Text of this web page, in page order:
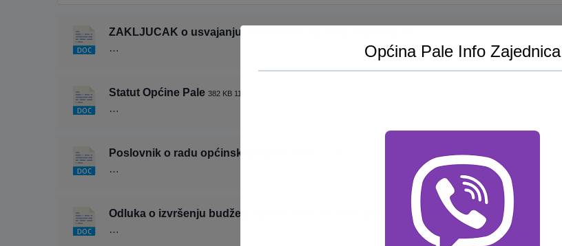
ZAKLJUCAK o usvajanju ZAPISNIKA sa XIII SJEDNICE OV
…
Statut Općine Pale 382 KB 112 downloads
…
Poslovnik o radu općinskog vijeća Pale
…
Odluka o izvršenju budžeta općine Pale za 2023. godinu 83.14 KB 22 downloads
…
Općina Pale Info Zajednica